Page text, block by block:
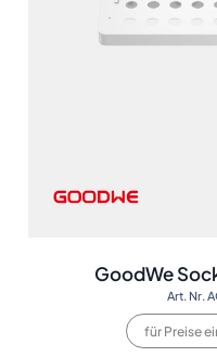
GoodWe
Art. Nr.
für Preise